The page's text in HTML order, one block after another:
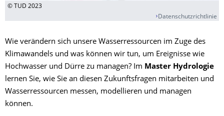
© TUD 2023
Datenschutzrichtlinie
Wie verändern sich unsere Wasserressourcen im Zuge des
Klimawandels und was können wir tun, um Ereignisse wie
Hochwasser und Dürre zu managen? Im Master Hydrologie
lernen Sie, wie Sie an diesen Zukunftsfragen mitarbeiten und
Wasserressourcen messen, modellieren und managen
können.